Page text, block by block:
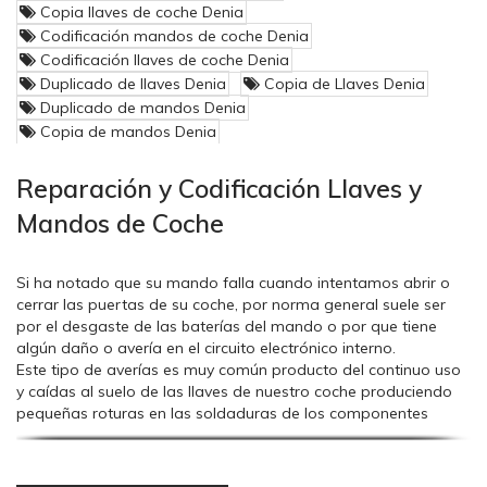
En automoción el transponder es el dispositivo utilizado para
la identificación o aceptación de una llave, por el sistema
inmovilizador del vehículo, mediante señales de radio
frecuencia, no usa ni baterías ni pilas internas, se alimenta
directamente desde la antena que hay en el clausor o
contacto del vehículo.
dotado de una antena y de una memoria interna, donde se
Copia llaves de coche Denia
Codificación mandos de coche Denia
Codificación llaves de coche Denia
Duplicado de llaves Denia
Copia de Llaves Denia
Duplicado de mandos Denia
Copia de mandos Denia
Reparación y Codificación Llaves y
Mandos de Coche
Si ha notado que su mando falla cuando intentamos abrir o
cerrar las puertas de su coche, por norma general suele ser
por el desgaste de las baterías del mando o por que tiene
algún daño o avería en el circuito electrónico interno.
Este tipo de averías es muy común producto del continuo uso
y caídas al suelo de las llaves de nuestro coche produciendo
pequeñas roturas en las soldaduras de los componentes
electrónicos internos.